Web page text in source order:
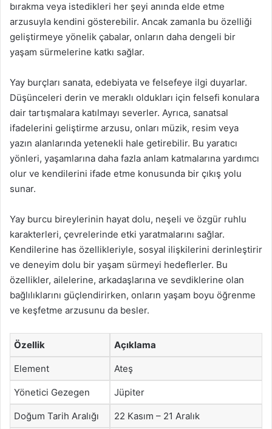
bırakma veya istedikleri her şeyi anında elde etme
arzusuyla kendini gösterebilir. Ancak zamanla bu özelliği
geliştirmeye yönelik çabalar, onların daha dengeli bir
yaşam sürmelerine katkı sağlar.
Yay burçları sanata, edebiyata ve felsefeye ilgi duyarlar.
Düşünceleri derin ve meraklı oldukları için felsefi konulara
dair tartışmalara katılmayı severler. Ayrıca, sanatsal
ifadelerini geliştirme arzusu, onları müzik, resim veya
yazın alanlarında yetenekli hale getirebilir. Bu yaratıcı
yönleri, yaşamlarına daha fazla anlam katmalarına yardımcı
olur ve kendilerini ifade etme konusunda bir çıkış yolu
sunar.
Yay burcu bireylerinin hayat dolu, neşeli ve özgür ruhlu
karakterleri, çevrelerinde etki yaratmalarını sağlar.
Kendilerine has özellikleriyle, sosyal ilişkilerini derinleştirir
ve deneyim dolu bir yaşam sürmeyi hedeflerler. Bu
özellikler, ailelerine, arkadaşlarına ve sevdiklerine olan
bağlılıklarını güçlendirirken, onların yaşam boyu öğrenme
ve keşfetme arzusunu da besler.
Özellik Açıklama
Element Ateş
Yönetici Gezegen Jüpiter
Doğum Tarih Aralığı 22 Kasım – 21 Aralık